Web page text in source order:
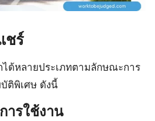
ชร์
ด้หลายประเภทตามลักษณะการ
ติพิเศษ ดังนี้
ารใช้งาน